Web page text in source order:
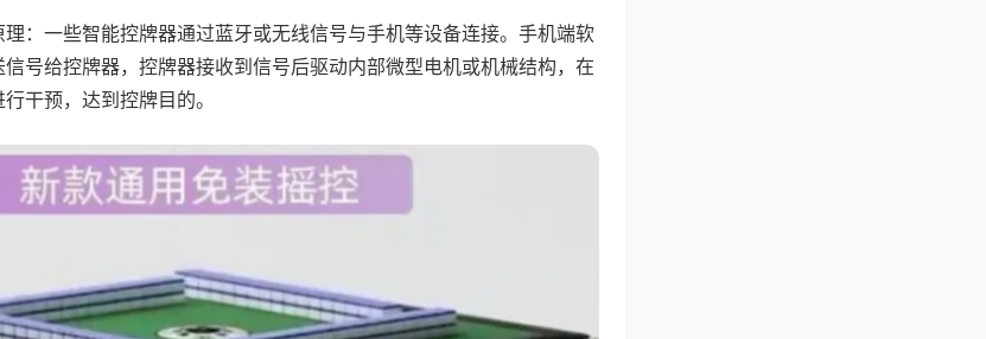
：一些智能控牌器通过蓝牙或无线信号与手机等设备连接。手机端软
号给控牌器，控牌器接收到信号后驱动内部微型电机或机械结构，在
干预，达到控牌目的。